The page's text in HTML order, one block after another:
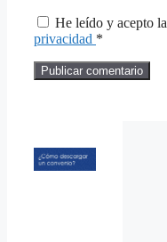
He leído y acepto la
privacidad *